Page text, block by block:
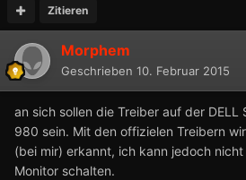
Zitieren
Morphem
Geschrieben 10. Februar 2015
an sich sollen die Treiber auf der DELL
980 sein. Mit den offizielen Treibern
(bei mir) erkannt, ich kann jedoch
Monitor schalten.